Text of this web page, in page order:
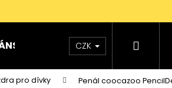
TAŠKY VŮNĚ
CZK Hledat
pro dívky Penál coocazoo